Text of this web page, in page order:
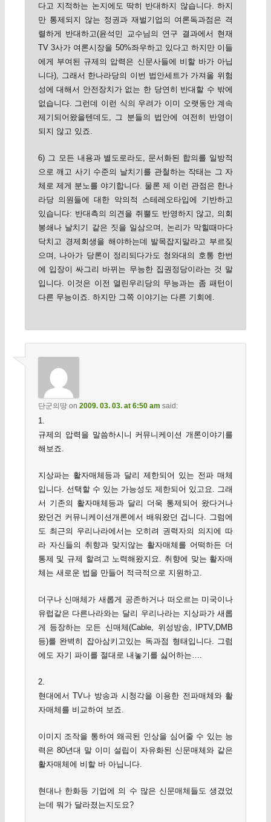
다고 지적하는 논지에도 딱히 반대하지 않습니다. 하지
만 통제되지 않는 정권과 재벌기업의 여론독과점은 격
렬하게 반대하고(윤석민 교수님의 연구 결과에서 현재
TV 3사가 여론시장을 50%좌우하고 있다고 하지만 이들
에게 부여된 규제의 압력은 신문사들에 비할 바가 아닙
니다), 그래서 한나라당의 이번 법안세트가 가져올 위험
성에 대해서 안전장치가 없는 한 당연히 반대할 수 밖에
없습니다. 그런데 이런 식의 우려가 이미 오랫동안 계속
제기되어왔을텐데도, 그 분들의 법안에 여전히 반영이
되지 않고 있죠.
6) 그 모든 내용과 별도로라도, 문서화된 합의를 일방적
으로 깨고 사기 수준의 날치기를 관철하는 작태는 그 자
체로 제게 분노를 야기합니다. 물론 제 이런 관점은 한나
라당 의원들에 대한 악의적 스테레오타입에 기반하고
있습니다: 반대측의 의견을 쥐뿔도 반영하지 않고, 의회
봉쇄나 날치기 같은 짓을 일삼으며, 논리가 막힐때마다
닥치고 경제회생을 해야하는데 발목잡지말라고 부르짖
으며, 나아가 당론이 정리되다가도 청와대의 호통 한번
에 입장이 싸그리 바뀌는 무능한 집권정당이라는 것 말
입니다. 이것은 이전 열린우리당의 무능과는 좀 패턴이
다른 무능이죠. 하지만 그쪽 이야기는 다른 기회에.
단군의땅on 2009. 03. 03. at 6:50 am said:
1.
규제의 압력을 말씀하시니 커뮤니케이션 개론이야기를
해보죠.
지상파는 활자매체등과 달리 제한되어 있는 전파 매체
입니다. 선택할 수 있는 가능성도 제한되어 있고요. 그래
서 기존의 활자매체등과 달리 더욱 통제되어 왔다거나
왔던건 커뮤니케이션개론에서 배워왔던 겁니다. 그럼에
도 최근의 우리나라에서는 오히려 권력자의 의지에 따
라 자신들의 취향과 맞지않는 활자매체를 어떡하든 더
통제 및 규제 할려고 노력해왔지요. 취향에 맞는 활자매
체는 새로운 법을 만들어 적극적으로 지원하고.
더구나 신매체가 새롭게 공존하거나 떠오르는 미국이나
유럽같은 다른나라와는 달리 우리나라는 지상파가 새롭
게 등장하는 모든 신매체(Cable, 위성방송, IPTV,DMB
등)를 완벽히 잡아삼키고있는 독과점 형태입니다. 그럼
에도 자기 파이를 절대로 내놓기를 싫어하는….
2.
현대에서 TV나 방송과 시청각을 이용한 전파매체와 활
자매체를 비교하여 보죠.
이미지 조작을 통하여 왜곡된 인상을 심어줄 수 있는 능
력은 80년대 말 이미 설립이 자유화된 신문매체와 같은
활자매체에 비할 바 아닙니다.
현대나 한화등 기업에 의 수 많은 신문매체들도 생겼었
는데 뭐가 달라졌는지도요?